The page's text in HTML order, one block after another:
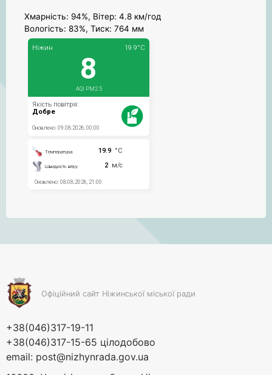
Хмарність: 94%, Вітер: 4.8 км/год
Вологість: 83%, Тиск: 764 мм
Офіційний сайт Ніжинської міської ради
+38(046)317-19-11
+38(046)317-15-65 цілодобово
email: post@nizhynrada.gov.ua